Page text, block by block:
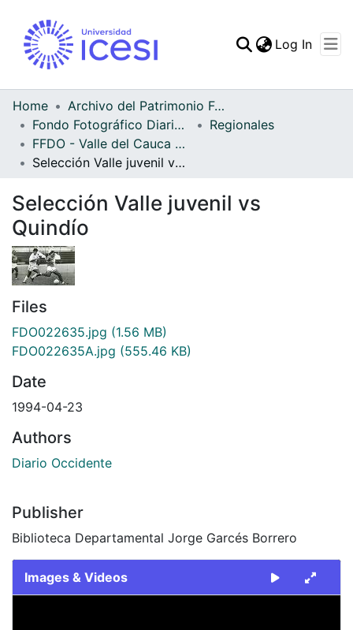
Statistics
Log In
Home
Archivo del Patrimonio Fotográfico y Fílmico del Valle del Cauca
Fondo Fotográfico Diario Occidente
Regionales
FFDO - Valle del Cauca - Patrimonial
Selección Valle juvenil vs Quindío
Selección Valle juvenil vs
Quindío
Files
FDO022635.jpg (1.56 MB)
FDO022635A.jpg (555.46 KB)
Date
1994-04-23
Authors
Diario Occidente
Publisher
Biblioteca Departamental Jorge Garcés Borrero
Images & Videos